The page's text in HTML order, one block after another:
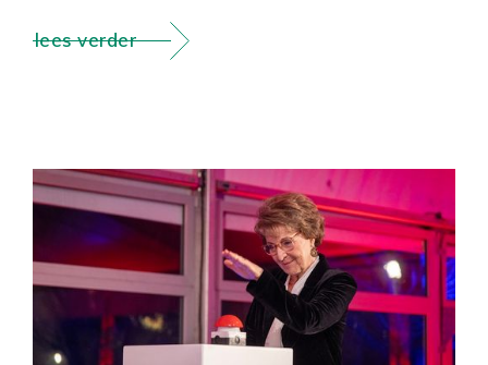
lees verder